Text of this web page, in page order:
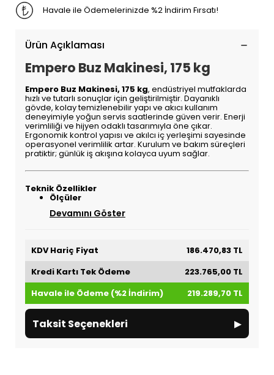
Havale ile Ödemelerinizde %2 İndirim Fırsatı!
Ürün Açıklaması
Empero Buz Makinesi, 175 kg
Empero Buz Makinesi, 175 kg, endüstriyel mutfaklarda
hızlı ve tutarlı sonuçlar için geliştirilmiştir. Dayanıklı
gövde, kolay temizlenebilir yapı ve akıcı kullanım
deneyimiyle yoğun servis saatlerinde güven verir. Enerji
verimliliği ve hijyen odaklı tasarımıyla öne çıkar.
Ergonomik kontrol yapısı ve akılcı iç yerleşimi sayesinde
operasyonel verimlilik artar. Kurulum ve bakım süreçleri
pratiktir; günlük iş akışına kolayca uyum sağlar.
Teknik Özellikler
Ölçüler
Devamını Göster
KDV Hariç Fiyat
186.470,83 TL
Kredi Kartı Tek Ödeme
223.765,00 TL
Havale ile Ödeme (%2 İndirim)
219.289,70 TL
Taksit Seçenekleri ▸